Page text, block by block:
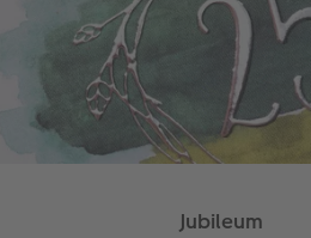
Jubileum